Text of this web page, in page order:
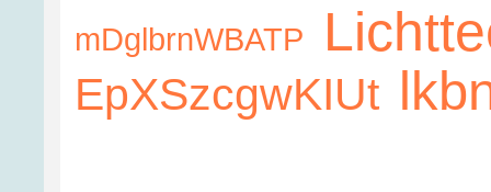
mDglbrnWBATP
EpXSzcgwKIUt